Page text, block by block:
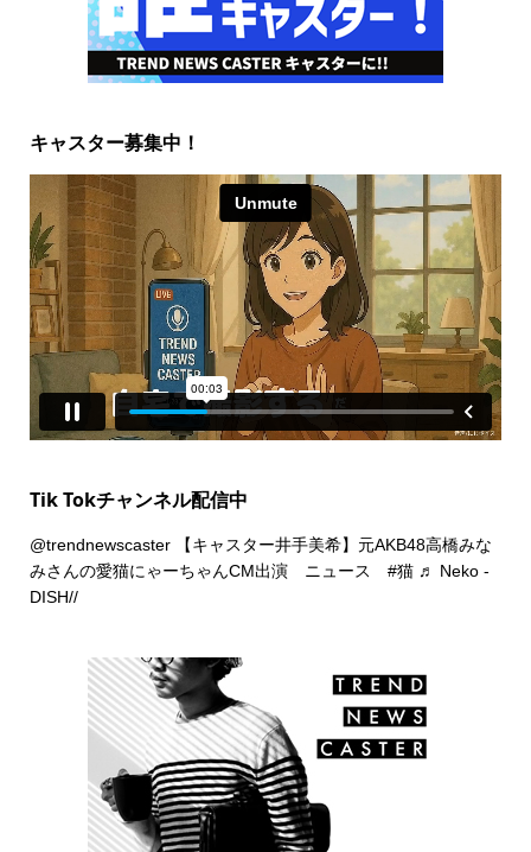
キャスター募集中！
Tik Tokチャンネル配信中
@trendnewscaster【キャスター井手美希】元AKB48高橋みな
みさんの愛猫にゃーちゃんCM出演 ニュース #猫 ♬ Neko -
DISH//